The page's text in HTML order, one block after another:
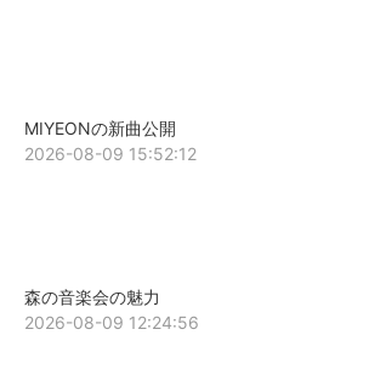
MIYEONの新曲公開
2026-08-09 15:52:12
森の音楽会の魅力
2026-08-09 12:24:56